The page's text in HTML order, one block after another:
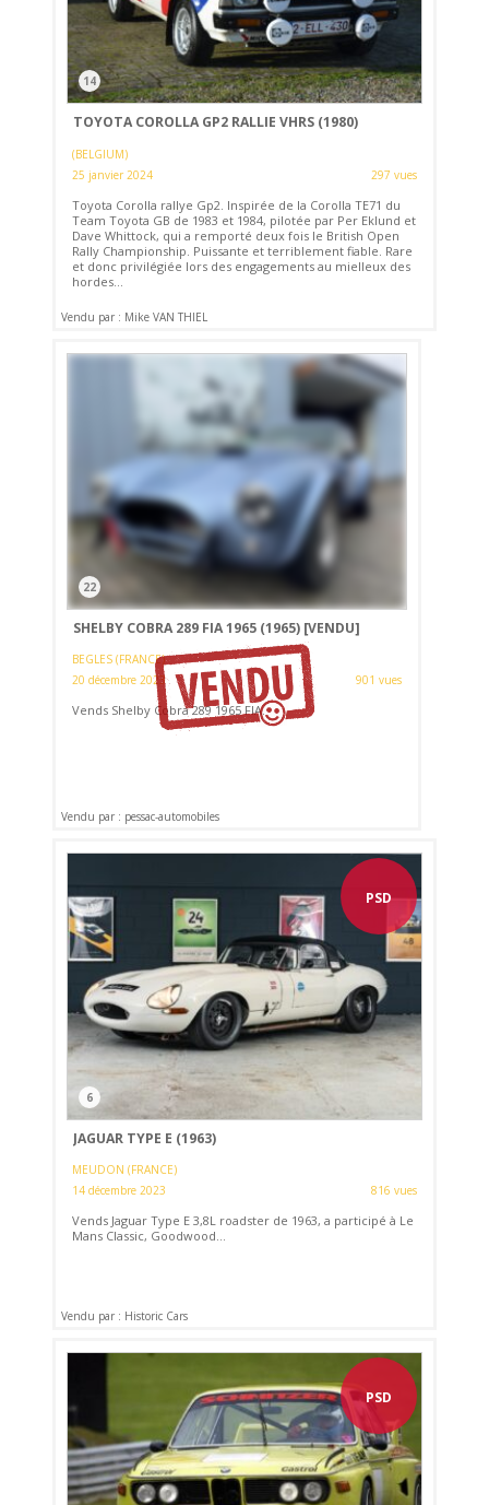
14
TOYOTA COROLLA GP2 RALLIE VHRS (1980)
(BELGIUM)
25 janvier 2024
297 vues
Toyota Corolla rallye Gp2. Inspirée de la Corolla TE71 du
Team Toyota GB de 1983 et 1984, pilotée par Per Eklund et
Dave Whittock, qui a remporté deux fois le British Open
Rally Championship. Puissante et terriblement fiable. Rare
et donc privilégiée lors des engagements au mielleux des
hordes...
Vendu par : Mike VAN THIEL
22
SHELBY COBRA 289 FIA 1965 (1965) [VENDU]
BEGLES (FRANCE)
20 décembre 2023
901 vues
Vends Shelby Cobra 289 1965 FIA.
Vendu par : pessac-automobiles
PSD
6
JAGUAR TYPE E (1963)
MEUDON (FRANCE)
14 décembre 2023
816 vues
Vends Jaguar Type E 3,8L roadster de 1963, a participé à Le
Mans Classic, Goodwood...
Vendu par : Historic Cars
PSD